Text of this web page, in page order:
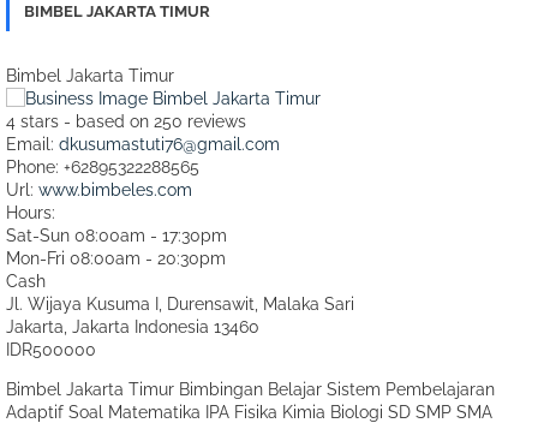
BIMBEL JAKARTA TIMUR
Bimbel Jakarta Timur
4 stars - based on 250 reviews
Email: dkusumastuti76@gmail.com
Phone: +62895322288565
Url: www.bimbeles.com
Hours:
Sat-Sun 08:00am - 17:30pm
Mon-Fri 08:00am - 20:30pm
Cash
Jl. Wijaya Kusuma I, Durensawit, Malaka Sari
Jakarta Jakarta Indonesia 13460
IDR500000
Bimbel Jakarta Timur Bimbingan Belajar Sistem Pembelajaran
Adaptif Soal Matematika IPA Fisika Kimia Biologi SD SMP SMA